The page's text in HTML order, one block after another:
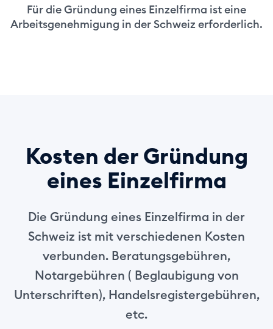
Für die Gründung eines Einzelfirma ist eine
Arbeitsgenehmigung in der Schweiz erforderlich.
Kosten der Gründung
eines Einzelfirma
Die Gründung eines Einzelfirma in der
Schweiz ist mit verschiedenen Kosten
verbunden. Beratungsgebühren,
Notargebühren ( Beglaubigung von
Unterschriften), Handelsregistergebühren,
etc.